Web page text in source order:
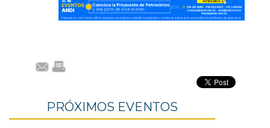
PRÓXIMOS EVENTOS